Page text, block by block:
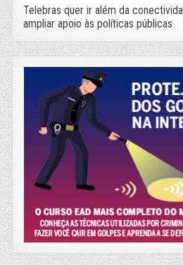
Telebras quer ir além da
ampliar apoio às políticas públicas